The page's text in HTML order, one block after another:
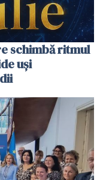
schimbă ritmul
uși